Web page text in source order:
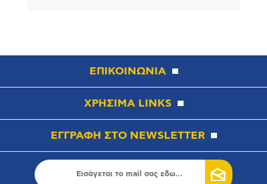
ΕΠΙΚΟΙΝΩΝΙΑ
ΧΡΗΣΙΜΑ LINKS
ΕΓΓΡΑΦΗ ΣΤΟ NEWSLETTER